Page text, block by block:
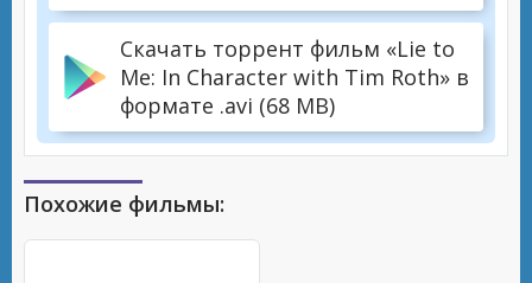
Скачать торрент фильм «Lie to
Me: In Character with Tim Roth» в
формате .avi (68 MB)
Похожие фильмы: